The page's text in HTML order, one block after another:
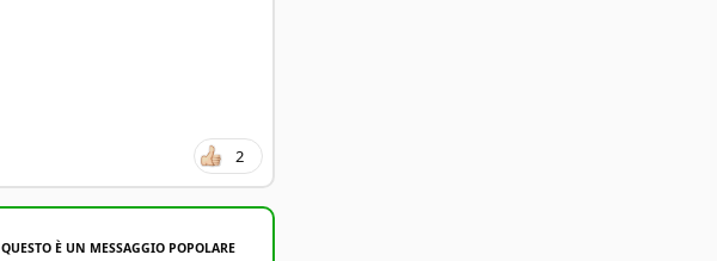
2
QUESTO È UN MESSAGGIO POPOLARE